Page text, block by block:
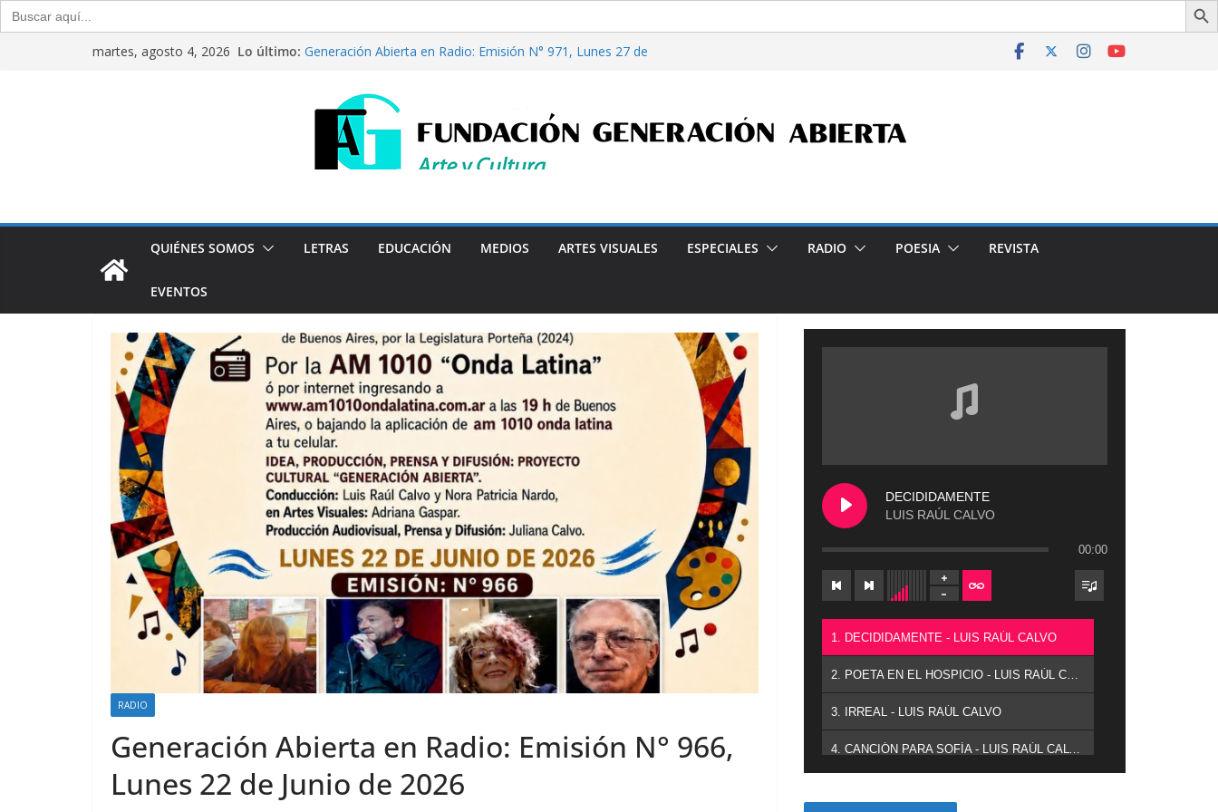
Buscar:
martes, agosto 4, 2026 Lo último:
“Crónicas Barriales”, Emisión N°175, Sábado 01 de Agosto de
2026
Julio de 2026
CRÍTICA LIBROS. “Casi Cuentos”, de Alcira Orsini, por Luis
Raúl Calvo y Nora Patricia Nardo
Del debate entre filosofía y tecnología, por Gabriella Bianco
Generación Abierta en Radio: Emisión N° 972, Lunes 03 de
QUIÉNES SOMOS LETRAS EDUCACIÓN MEDIOS ARTES VISUALES ESPECIALES RADIO POESIA REVISTA
EVENTOS
RADIO
Generación Abierta en Radio: Emisión N° 966,
Lunes 22 de Junio de 2026
DECIDIDAMENTE
LUIS RAÚL CALVO
00:00
1. DECIDIDAMENTE - LUIS RAÚL CALVO
2. POETA EN EL HOSPICIO - LUIS RAÚL CALVO
3. IRREAL - LUIS RAÚL CALVO